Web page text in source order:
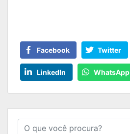
Facebook Twitter
LinkedIn WhatsApp